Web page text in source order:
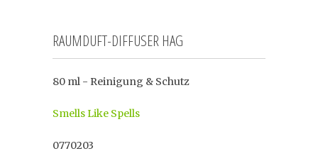
RAUMDUFT-DIFFUSER HAG
80 ml - Reinigung & Schutz
Smells Like Spells
0770203